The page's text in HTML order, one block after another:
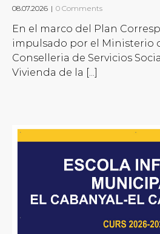
08.07.2026 | 0 Comments
En el marco del Plan
impulsado por el Ministerio
Conselleria de Servicios
Vivienda de la [...]